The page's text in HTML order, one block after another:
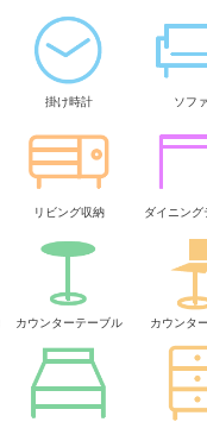
掛け時計 ソフ
リビング収納 ダイニング
カウンターテーブル カウンタ